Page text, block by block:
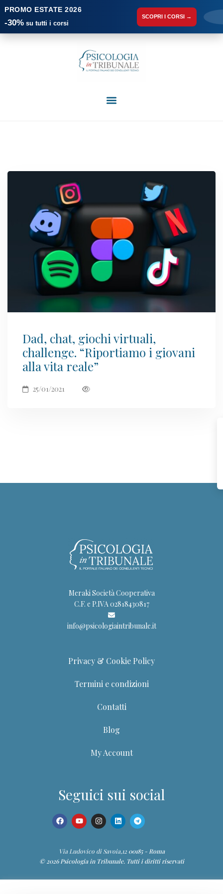
PROMO ESTATE 2026
-30% su tutti i corsi
SCOPRI I CORSI →
Dad, chat, giochi virtuali,
challenge. “Riportiamo i giovani
alla vita reale”
25/01/2021
Meraki Società Cooperativa
C.F. e P.IVA 02818430817
info@psicologiaintribunale.it
Privacy & Cookie Policy
Termini e condizioni
Contatti
Blog
My Account
Seguici sui social
Via Ludovico di Savoia,1200185 - Roma
© 2026 Psicologia in Tribunale. Tutti i diritti riservati
Guida del portale PIT
Ciao! Sono la Dott.ssa Giuditta. Posso aiutarti a trovare
corsi, webinar, ebook, articoli e contenuti della
📚 Trova un corso 🎥 Webinar
👥 Community 👤 I miei corsi